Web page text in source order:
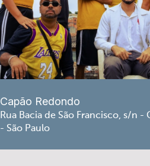
Capão Redondo
Rua Bacia de São Francisco, s/n -
- São Paulo